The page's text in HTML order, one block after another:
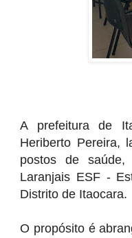
A prefeitura de
Heriberto Pereira,
postos de
Laranjais ESF -
Distrito de Itaocara.
O propósito é